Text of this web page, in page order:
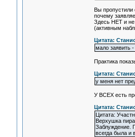
Вы пропустили
почему
Здесь НЕТ и не
(активным
Цитата:
мало заявить
Практика
Цитата:
у меня нет
У ВСЕХ есть
Цитата:
Цитата:
Верхушка
Заблуждение.
всегда была и